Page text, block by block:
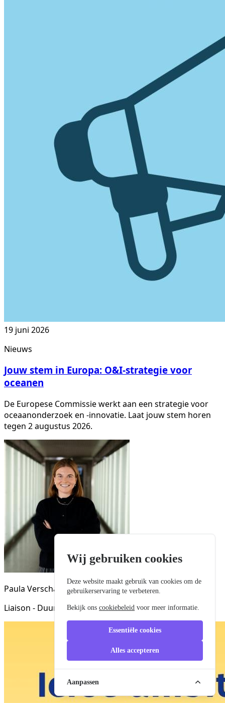
19 juni 2026
Nieuws
Jouw stem in Europa: O&I-strategie voor
oceanen
De Europese Commissie werkt aan een strategie voor
oceaanonderzoek en -innovatie. Laat jouw stem horen
tegen 2 augustus 2026.
Paula Verschaeve
Liaison - Duurzame Transitie
Wij gebruiken cookies
Deze website maakt gebruik van cookies om de
gebruikerservaring te verbeteren.
Bekijk onscookiebeleid voor meer informatie.
Essentiële cookies
Alles accepteren
Aanpassen